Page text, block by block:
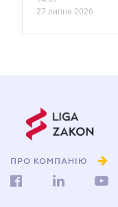
27 липня 2026
ПРО КОМПАНІЮ